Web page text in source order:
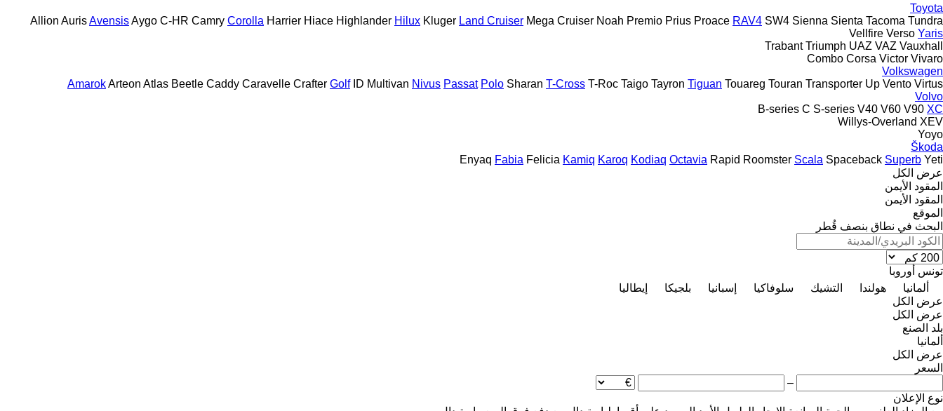
Toyota
Allion AurisAvensisAygo C-HR Camry Corolla Harrier Hiace Highlander Hilux Kluger Land Cruiser Mega Cruiser Noah Premio Prius Proace RAV4 SW4 Sienna Sienta Tacoma Tundra
Vellfire Verso Yaris
Trabant Triumph UAZ VAZ Vauxhall
Combo Corsa Victor Vivaro
Volkswagen
AmarokArteon Atlas Beetle Caddy Caravelle Crafter Golf ID Multivan Nivus Passat Polo Sharan T-Cross T-Roc Taigo Tayron Tiguan Touareg Touran Transporter Up Vento Virtus
Volvo
B-series C S-series V40 V60 V90 XC
Willys-Overland XEV
Yoyo
Škoda
Enyaq Fabia Felicia Kamiq Karoq Kodiaq Octavia Rapid Roomster Scala Spaceback Superb Yeti
عرض الكل
المقود الأيمن
المقود الأيمن
الموقع
البحث في نطاق بنصف قُطر
تونس أوروبا
ألمانيا
هولندا التشيك سلوفاكيا إسبانيا بلجيكا
إيطاليا
عرض الكل
عرض الكل
بلد الصنع
ألمانيا
عرض الكل
السعر
–
نوع الإعلان